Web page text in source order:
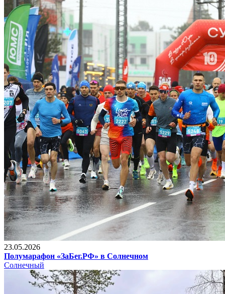
23.05.2026
Полумарафон «ЗаБег.РФ» в Солнечном
Солнечный